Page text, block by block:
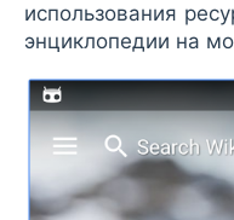
использования
энциклопедии на